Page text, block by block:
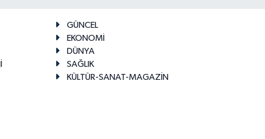
GÜNCEL
EKONOMİ
DÜNYA
SAĞLIK
KÜLTÜR-SANAT-MAGAZİN